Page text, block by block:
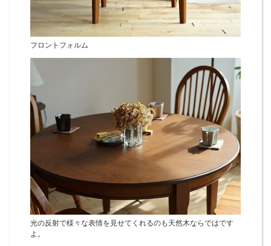
フロントフォルム
光の反射で様々な表情を見せてくれるのも天然木ならではです
よ。